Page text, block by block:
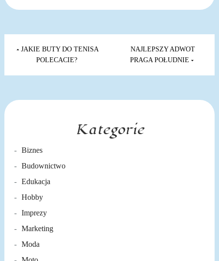
Nawigacja
wpisu
JAKIE BUTY DO TENISA
POLECACIE?
NAJLEPSZY ADWOT
PRAGA POŁUDNIE
Kategorie
Biznes
Budownictwo
Edukacja
Hobby
Imprezy
Marketing
Moda